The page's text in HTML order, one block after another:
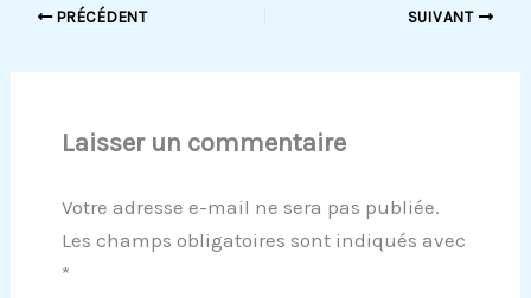
PRÉCÉDENT SUIVANT
Laisser un commentaire
Votre adresse e-mail ne sera pas publiée.
Les champs obligatoires sont indiqués avec
*